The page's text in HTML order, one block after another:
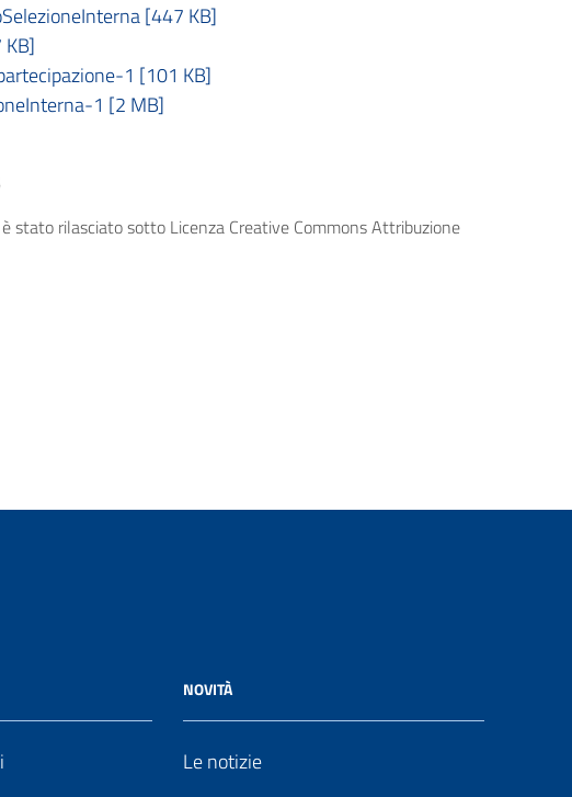
[447 KB]
1 [101 KB]
1 [2 MB]
stato rilasciato sotto Licenza Creative Commons Attribuzione
NOVITÀ
Le notizie